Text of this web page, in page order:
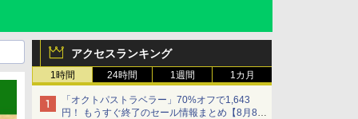
アクセスランキング
1時間 24時間 1週間 1カ月
「オクトパストラベラー」70%オフで1,643
円！ もうすぐ終了のセール情報まとめ【8月8日